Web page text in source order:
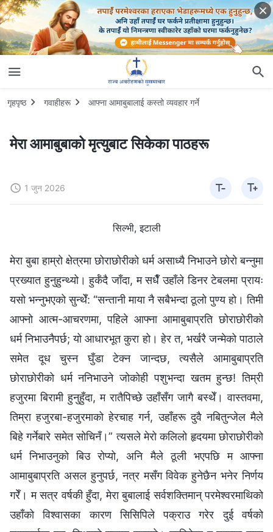
गृहपृष्ठ गवाहीहरू आफ्ना आमाबुबालाई कस्तो व्यवहार गर्ने
मेरा आमाबुबाको मृत्युबाट सिकेका पाठहरू
1 जुन 2026
सिल्भी, इटाली
मेरा बुबा हाम्रो क्षेत्रमा छोराछोरीको धर्म असाध्यै निभाउने छोरो बन्नुमा
प्रख्यात हुनुहुन्थ्यो। हुर्कँदै जाँदा, म सधैँ उहाँले डिनर टेबलमा प्रायः
यसो भन्नुभएको सुन्थेँ: “सन्तानी माया नै सबैभन्दा ठूलो पुण्य हो। तिमी
आफ्नो आत्म-आचरणमा, पहिले आफ्ना आमाबुबाप्रति छोराछोरीको
धर्म निभाउनैपर्छ; यो आधारभूत कुरा हो। हेर त, भर्खरै जन्मेको पाठाले
समेत दूध चुस्‍न घुँडा टेक्न जान्दछ, त्यसैले आमाबुबाप्रति
छोराछोरीको धर्म ननिभाउने जोकोही पशुभन्दा खतम हुन्छ! तिम्री
हजुरमा बिरामी हुनुहुँदा, म रातैपिच्छे उहाँसँग जागै बस्थेँ। वास्तवमा,
तिम्रा हजुरबा-हजुरमाको हेरचाह गर्न, उहाँहरू दुवै नबितुन्जेल मैले
बिहे गर्नेबारे समेत सोचिनँ।” त्यसले मेरो कलिलो हृदयमा छोराछोरीको
धर्म निभाउनुको बिउ रोप्यो, अनि मैले ठूली भएपछि म आफ्ना
आमाबुबाप्रति असल हुनुपर्छ, नत्र मसँग विवेक हुनेछैन भनेर निर्णय
गरेँ। म सत्र वर्षकी हुँदा, मेरा बुबालाई सर्वशक्तिमान्‌ परमेश्‍वरमाथिको
उहाँको विश्‍वासका कारण सिसिपिले पक्राउ गरेर दुई वर्षको